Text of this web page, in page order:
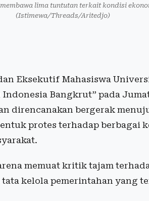
lima tuntutan terkait kondisi
(Istimewa/Threads/Aritedjo)
Eksekutif Mahasiswa
Bangkrut” pada
direncanakan bergerak
protes terhadap berbagai
memuat kritik tajam
kelola pemerintahan yang